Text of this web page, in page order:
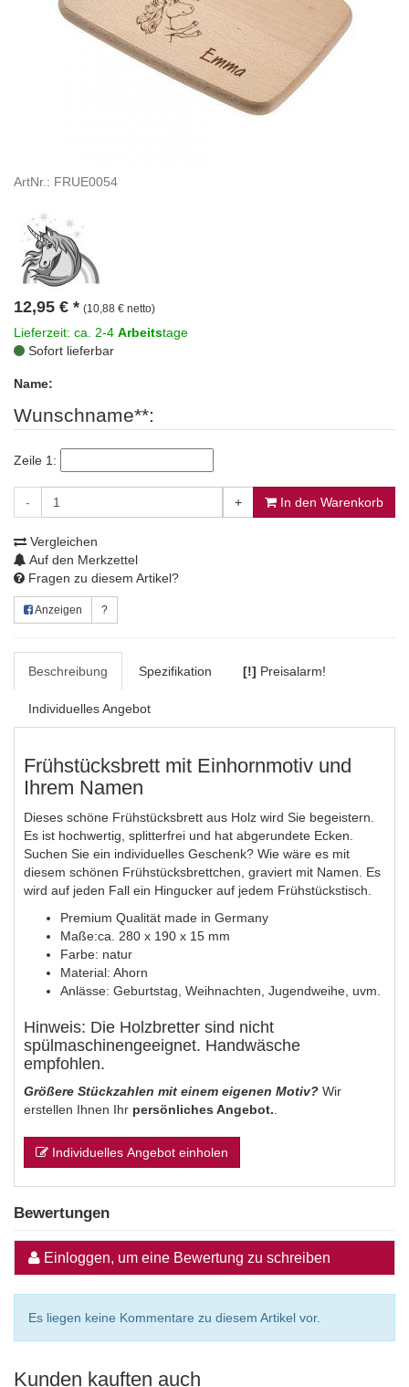
ArtNr.: FRUE0054
12,95 € * (10,88 € netto)
Lieferzeit: ca. 2-4 Arbeitstage
Sofort lieferbar
Name:
Wunschname**:
Zeile 1:
- + In den Warenkorb
Vergleichen
Auf den Merkzettel
Fragen zu diesem Artikel?
Anzeigen ?
Beschreibung Spezifikation [!] Preisalarm!
Individuelles Angebot
Frühstücksbrett mit Einhornmotiv und
Ihrem Namen
Dieses schöne Frühstücksbrett aus Holz wird Sie begeistern.
Es ist hochwertig, splitterfrei und hat abgerundete Ecken.
Suchen Sie ein individuelles Geschenk? Wie wäre es mit
diesem schönen Frühstücksbrettchen, graviert mit Namen. Es
wird auf jeden Fall ein Hingucker auf jedem Frühstückstisch.
Premium Qualität made in Germany
Maße:ca. 280 x 190 x 15 mm
Farbe: natur
Material: Ahorn
Anlässe: Geburtstag, Weihnachten, Jugendweihe, uvm.
Hinweis: Die Holzbretter sind nicht
spülmaschinengeeignet. Handwäsche
empfohlen.
Größere Stückzahlen mit einem eigenen Motiv? Wir
erstellen Ihnen Ihr persönliches Angebot.
Individuelles Angebot einholen
Bewertungen
Einloggen, um eine Bewertung zu schreiben
Es liegen keine Kommentare zu diesem Artikel vor.
Kunden kauften auch